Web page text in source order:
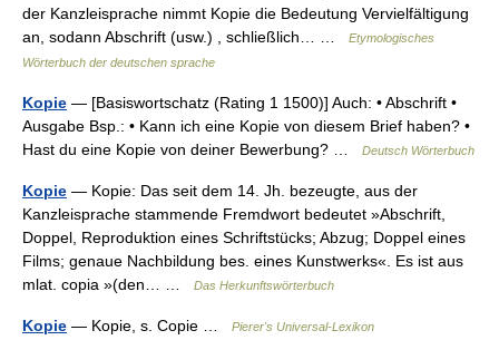
der Kanzleisprache nimmt Kopie die Bedeutung Vervielfältigung
an, sodann Abschrift (usw.) , schließlich… …
Etymologisches
Wörterbuch der deutschen sprache
Kopie — [Basiswortschatz (Rating 1 1500)] Auch: • Abschrift •
Ausgabe Bsp.: • Kann ich eine Kopie von diesem Brief haben? •
Hast du eine Kopie von deiner Bewerbung? …
Deutsch Wörterbuch
Kopie — Kopie: Das seit dem 14. Jh. bezeugte, aus der
Kanzleisprache stammende Fremdwort bedeutet »Abschrift,
Doppel, Reproduktion eines Schriftstücks; Abzug; Doppel eines
Films; genaue Nachbildung bes. eines Kunstwerks«. Es ist aus
mlat. copia »(den… …
Das Herkunftswörterbuch
Kopie — Kopie, s. Copie … Pierer's Universal-Lexikon